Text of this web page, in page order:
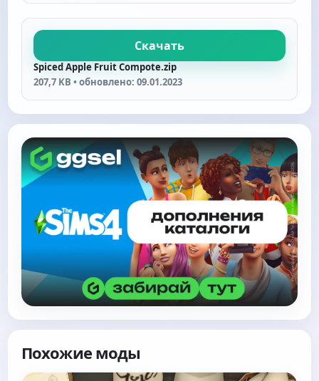
Скачать
Spiced Apple Fruit Compote.zip
207,7 KB • обновлено: 09.01.2023
Похожие моды